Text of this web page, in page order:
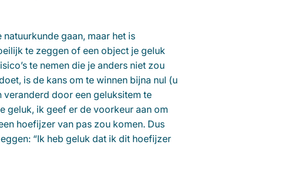
gaan, maar het is
te zeggen of een object je geluk
te nemen die je anders niet zou
is de kans om te winnen bijna nul (u
veranderd door een geluksitem te
geluk, ik geef er de voorkeur aan om
hoefijzer van pas zou komen. Dus
“Ik heb geluk dat ik dit hoefijzer